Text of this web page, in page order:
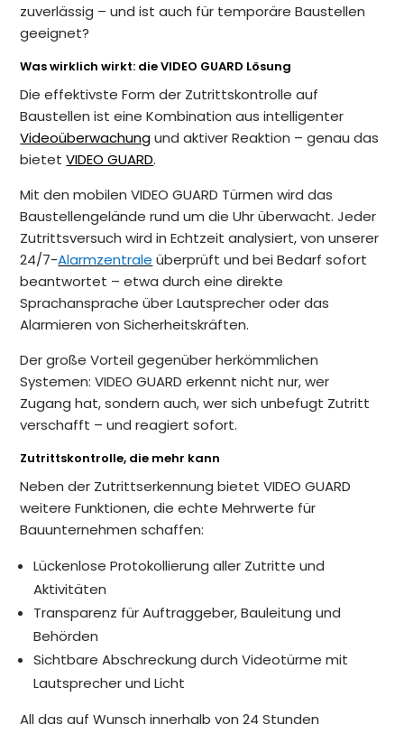
zuverlässig – und ist auch für temporäre Baustellen
geeignet?
Was wirklich wirkt: die VIDEO GUARD Lösung
Die effektivste Form der Zutrittskontrolle auf
Baustellen ist eine Kombination aus intelligenter
Videoüberwachungund aktiver Reaktion – genau das
bietetVIDEO GUARD.
Mit den mobilen VIDEO GUARD Türmen wird das
Baustellengelände rund um die Uhr überwacht. Jeder
Zutrittsversuch wird in Echtzeit analysiert, von unserer
24/7-Alarmzentrale überprüft und bei Bedarf sofort
beantwortet – etwa durch eine direkte
Sprachansprache über Lautsprecher oder das
Alarmieren von Sicherheitskräften.
Der große Vorteil gegenüber herkömmlichen
Systemen: VIDEO GUARD erkennt nicht nur, wer
Zugang hat, sondern auch, wer sich unbefugt Zutritt
verschafft – und reagiert sofort.
Zutrittskontrolle, die mehr kann
Neben der Zutrittserkennung bietet VIDEO GUARD
weitere Funktionen, die echte Mehrwerte für
Bauunternehmen schaffen:
Lückenlose Protokollierung aller Zutritte und
Aktivitäten
Transparenz für Auftraggeber, Bauleitung und
Behörden
Sichtbare Abschreckung durch Videotürme mit
Lautsprecher und Licht
All das auf Wunsch innerhalb von 24 Stunden